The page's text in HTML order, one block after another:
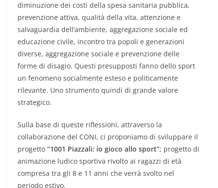
diminuzione dei costi della spesa sanitaria pubblica,
prevenzione attiva, qualità della vita, attenzione e
salvaguardia dell’ambiente, aggregazione sociale ed
educazione civile, incontro tra popoli e generazioni
diverse, aggregazione sociale e prevenzione delle
forme di disagio. Questi presupposti fanno dello sport
un fenomeno socialmente esteso e politicamente
rilevante. Uno strumento quindi di grande valore
strategico.
Sulla base di queste riflessioni, attraverso la
collaborazione del CONI, ci proponiamo di sviluppare il
progetto “1001 Piazzali: io gioco allo sport”; progetto di
animazione ludico sportiva rivolto ai ragazzi di età
compresa tra gli 8 e 11 anni che verrà svolto nel
periodo estivo.